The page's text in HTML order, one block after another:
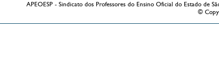
APEOESP - Sindicato dos Professores do Ensino Oficial do Estado de
©